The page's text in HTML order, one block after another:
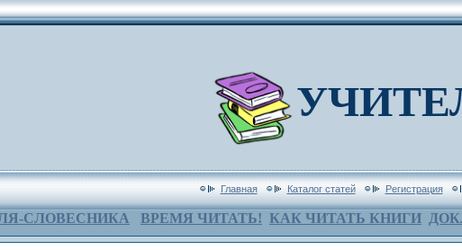
Главная Каталог статей Регистрация
СЛОВЕСНИКА ВРЕМЯ ЧИТАТЬ! КАК ЧИТАТЬ КНИГИ